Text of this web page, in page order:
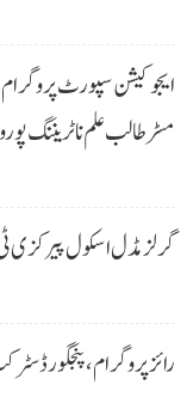
مسڑ طالب علم نا ٹریننگ پورو
گرلز مڈل اسکول پیرکزی
رائز پروگرام، پنجگور